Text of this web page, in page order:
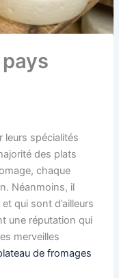
leurs spécialités
des plats
chaque
Néanmoins, il
qui sont d’ailleurs
une réputation qui
merveilles
de fromages